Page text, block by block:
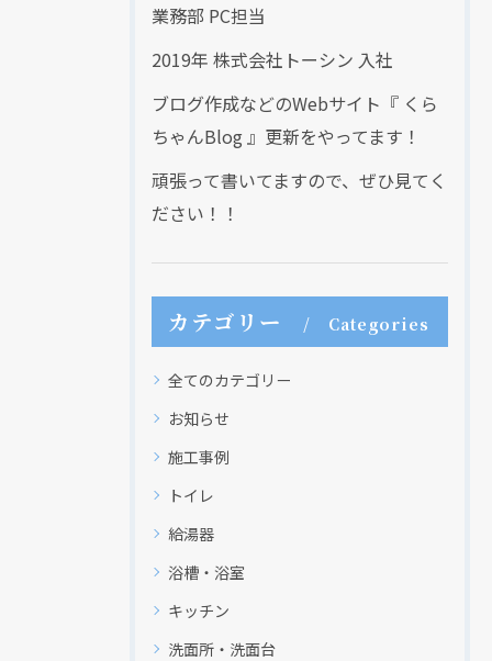
業務部 PC担当
2019年 株式会社トーシン 入社
ブログ作成などのWebサイト『 くら
ちゃんBlog 』更新をやってます！
頑張って書いてますので、ぜひ見てく
ださい！！
カテゴリー Categories
全てのカテゴリー
お知らせ
施工事例
トイレ
給湯器
浴槽・浴室
キッチン
洗面所・洗面台
現在、新聞に入っている折込チラシです。
現在、新聞に入っている折込チラシです。